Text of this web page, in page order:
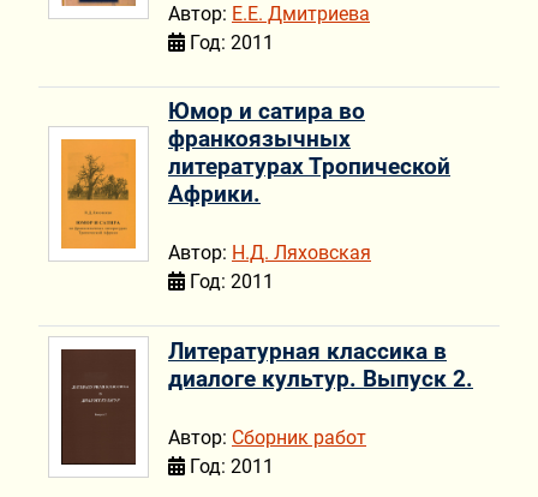
Автор: Е.Е. Дмитриева
Год: 2011
Юмор и сатира во
франкоязычных
литературах Тропической
Африки.
Автор: Н.Д. Ляховская
Год: 2011
Литературная классика в
диалоге культур. Выпуск 2.
Автор: Сборник работ
Год: 2011